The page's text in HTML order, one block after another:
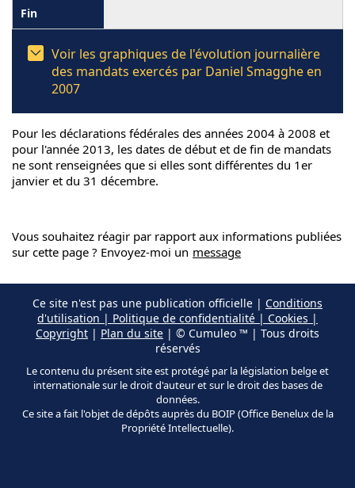
Voir les graphiques de l'évolution journalière
des mandats exercés par Daniel Smagghe en
2007
Pour les déclarations fédérales des années 2004 à 2008 et
pour l'année 2013, les dates de début et de fin de mandats
ne sont renseignées que si elles sont différentes du 1er
janvier et du 31 décembre.
Vous souhaitez réagir par rapport aux informations publiées
sur cette page ? Envoyez-moi un message
Ce site n'est pas une publication officielle | Conditions
d'utilisation | Politique de confidentialité | Cookies |
Copyright | Plan du site | © Cumuleo ™ | Tous droits
réservés
Le contenu du présent site est protégé par la législation belge et
internationale sur le droit d'auteur et sur le droit des bases de
données.
Ce site a fait l'objet de dépôts auprès du BOIP (Office Benelux de la
Propriété Intellectuelle).